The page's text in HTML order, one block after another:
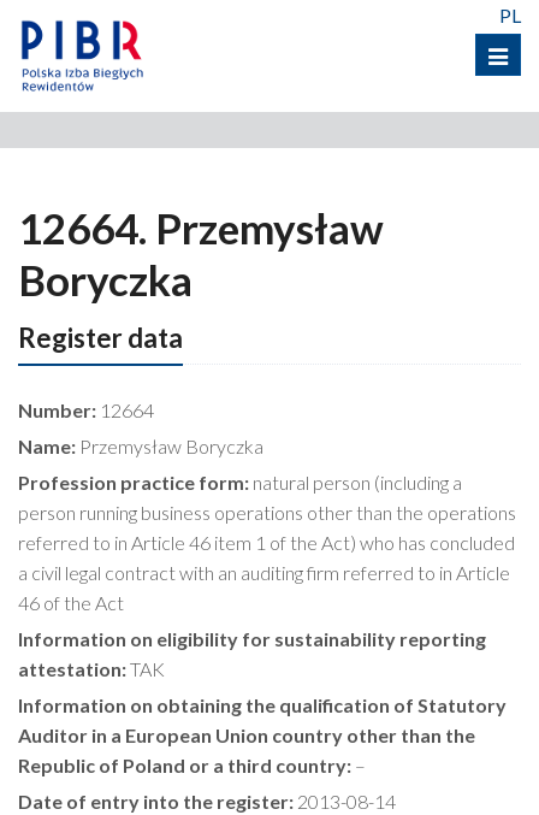
Menu
PL
12664. Przemysław
Boryczka
Register data
Number: 12664
Name: Przemysław Boryczka
Profession practice form: natural person (including a
person running business operations other than the operations
referred to in Article 46 item 1 of the Act) who has concluded
a civil legal contract with an auditing firm referred to in Article
46 of the Act
Information on eligibility for sustainability reporting
attestation:TAK
Information on obtaining the qualification of Statutory
Auditor in a European Union country other than the
Republic of Poland or a third country: –
Date of entry into the register: 2013-08-14